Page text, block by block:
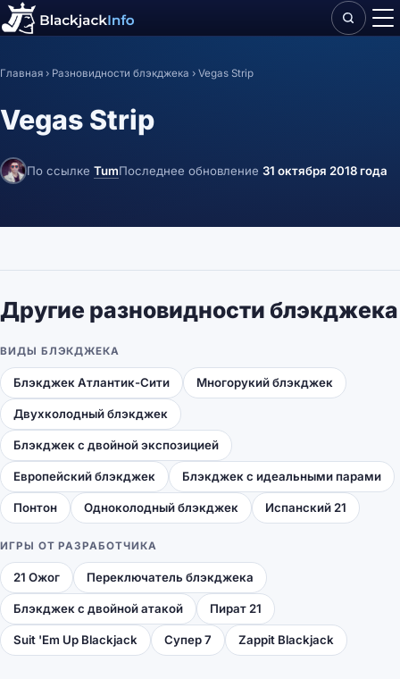
Главная › Разновидности блэкджека › Vegas Strip
Vegas Strip
По ссылке TumПоследнее обновление 31 октября 2018 года
Другие разновидности блэкджека
ВИДЫ БЛЭКДЖЕКА
Блэкджек Атлантик-Сити Многорукий блэкджек
Двухколодный блэкджек
Блэкджек с двойной экспозицией
Европейский блэкджек Блэкджек с идеальными парами
Понтон Одноколодный блэкджек Испанский 21
ИГРЫ ОТ РАЗРАБОТЧИКА
21 Ожог Переключатель блэкджека
Блэкджек с двойной атакой Пират 21
Suit 'Em Up Blackjack Супер 7 Zappit Blackjack